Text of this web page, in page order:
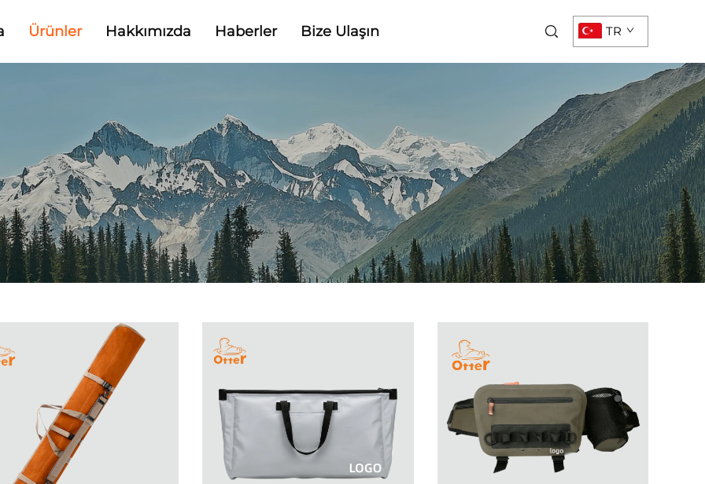
Ürünler Hakkımızda Haberler Bize Ulaşın TR